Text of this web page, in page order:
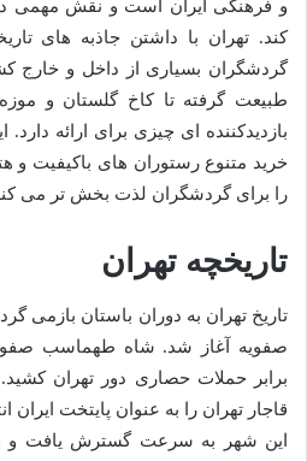
و فرهنگی ایران است و نقش مهمی
کند. تهران با داشتن جاذبه های
گردشگران بسیاری از داخل و خارج
طبیعت گرفته تا کاخ گلستان و
بازدیدکننده ای چیزی برای ارائه
خرید متنوع رستوران های باکیفیت
را برای گردشگران لذت بخش تر می
تاریخچه تهران
تاریخ تهران به دوران باستان بازمی
صفویه آغاز شد. شاه طهماسب
برابر حملات حصاری دور تهران
قاجار تهران را به عنوان پایتخت ایران
این شهر به سرعت گسترش یافت و